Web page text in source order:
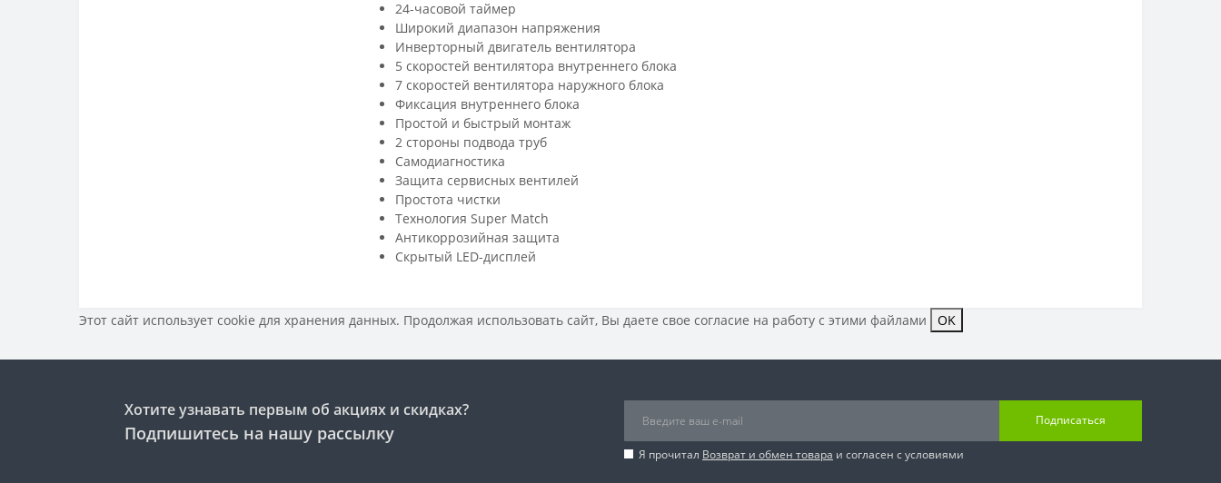
24-часовой таймер
Широкий диапазон напряжения
Инверторный двигатель вентилятора
5 скоростей вентилятора внутреннего блока
7 скоростей вентилятора наружного блока
Фиксация внутреннего блока
Простой и быстрый монтаж
2 стороны подвода труб
Самодиагностика
Защита сервисных вентилей
Простота чистки
Технология Super Match
Антикоррозийная защита
Скрытый LED-дисплей
Этот сайт использует cookie для хранения данных. Продолжая использовать сайт, Вы даете свое согласие на работу с этими файлами OK
Хотите узнавать первым об акциях и скидках?
Подпишитесь на нашу рассылку
Подписаться
Я прочитал Возврат и обмен товара и согласен с условиями